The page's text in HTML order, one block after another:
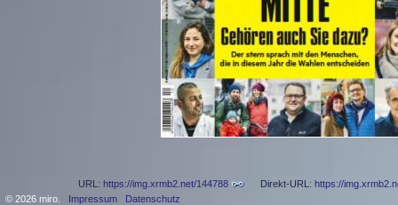
URL: https://img.xrmb2.net/144788 Direkt-URL: https://
© 2026 miro. Impressum Datenschutz